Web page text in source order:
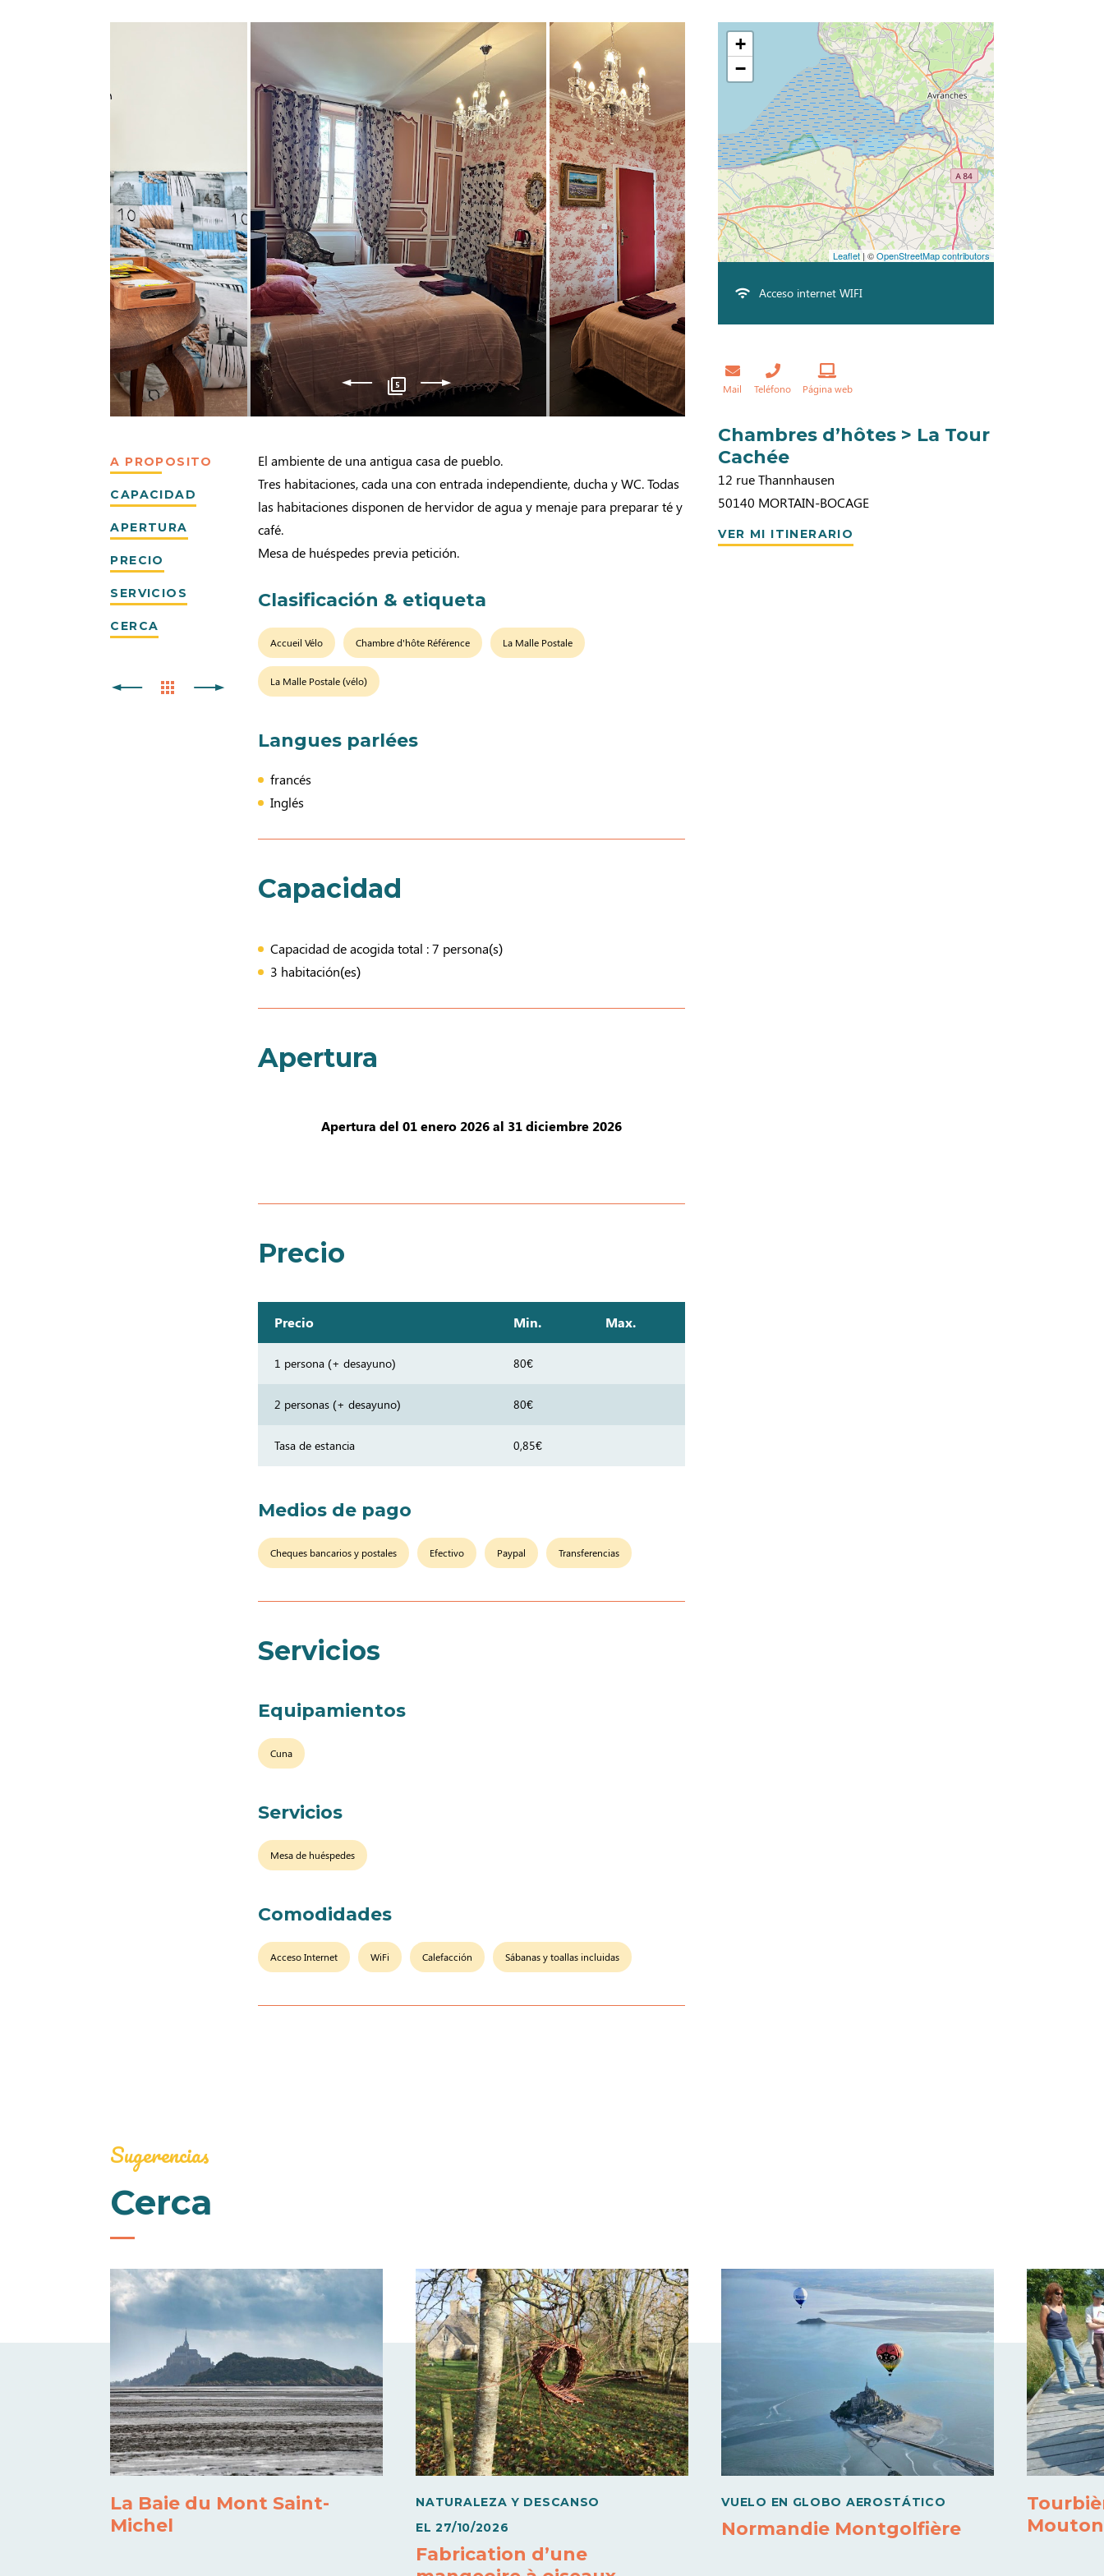
5
A PROPOSITO
CAPACIDAD
APERTURA
PRECIO
SERVICIOS
CERCA
El ambiente de una antigua casa de pueblo.
Tres habitaciones, cada una con entrada independiente, ducha y WC. Todas
las habitaciones disponen de hervidor de agua y menaje para preparar té y
café.
Mesa de huéspedes previa petición.
Clasificación & etiqueta
Accueil Vélo Chambre d'hôte Référence La Malle Postale
La Malle Postale (vélo)
Langues parlées
francés
Inglés
Capacidad
Capacidad de acogida total : 7 persona(s)
3 habitación(es)
Apertura
Apertura del 01 enero 2026 al 31 diciembre 2026
Precio
Precio Min. Max.
1 persona (+ desayuno) 80€
2 personas (+ desayuno) 80€
Tasa de estancia 0,85€
Medios de pago
Cheques bancarios y postales Efectivo Paypal Transferencias
Servicios
Equipamientos
Cuna
Servicios
Mesa de huéspedes
Comodidades
Acceso Internet WiFi Calefacción Sábanas y toallas incluidas
+
−
Leaflet| ©OpenStreetMap contributors
Acceso internet WIFI
Mail Teléfono Página web
Chambres d’hôtes > La Tour
Cachée
12 rue Thannhausen
50140 MORTAIN-BOCAGE
VER MI ITINERARIO
Sugerencias
Cerca
La Baie du Mont Saint-
Michel
NATURALEZA Y DESCANSO
EL 27/10/2026
Fabrication d’une
VUELO EN GLOBO AEROSTÁTICO
Normandie Montgolfière
Mouton